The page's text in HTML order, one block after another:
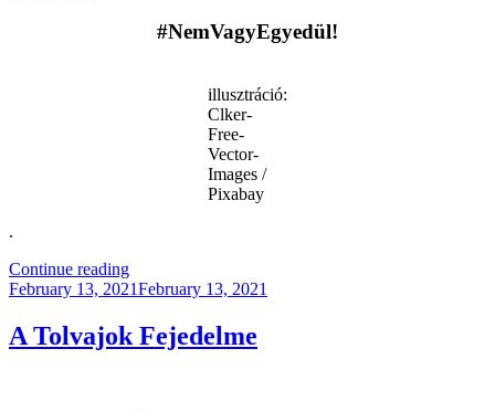
#NemVagyEgyedül!
illusztráció:
Clker-
Free-
Vector-
Images /
Pixabay
.
Continue reading“Állami
Gyűlöletkeltés”
Posted
February 13, 2021February 13, 2021
A Tolvajok Fejedelme